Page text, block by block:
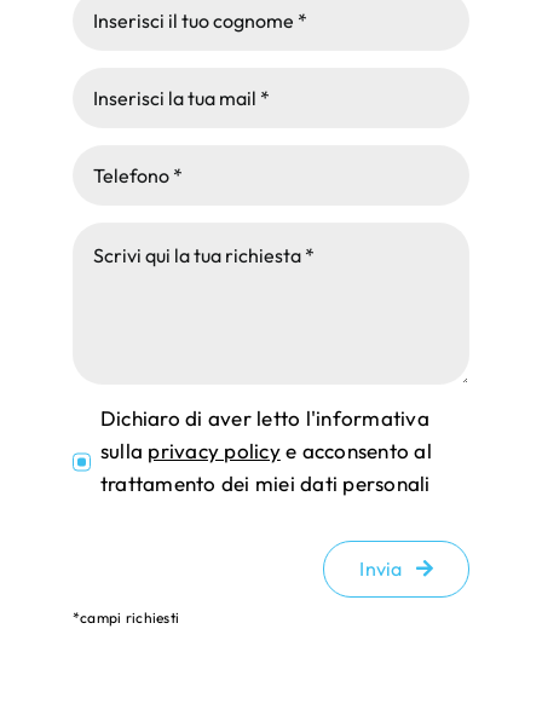
Dichiaro di aver letto l'informativa
sulla privacy policye acconsento al
trattamento dei miei dati personali
Invia
*campi richiesti